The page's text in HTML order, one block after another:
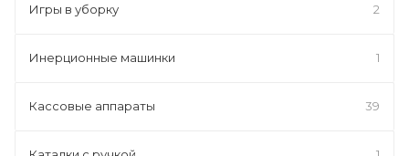
Игры в уборку 2
Инерционные машинки 1
Кассовые аппараты 39